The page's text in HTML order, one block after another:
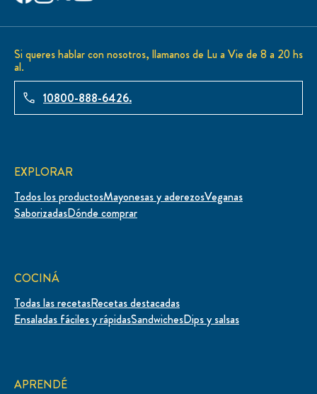
Si queres hablar con nosotros, llamanos de Lu a Vie de 8 a 20 hs
al.
10800-888-6426.
EXPLORAR
Todos los productosMayonesas y aderezosVeganas
SaborizadasDónde comprar
COCINÁ
Todas las recetasRecetas destacadas
Ensaladas fáciles y rápidasSandwichesDips y salsas
APRENDÉ